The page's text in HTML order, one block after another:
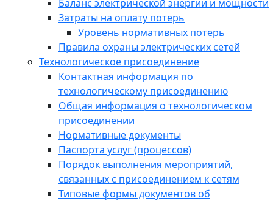
Баланс электрической энергии и мощности
Затраты на оплату потерь
Уровень нормативных потерь
Правила охраны электрических сетей
Технологическое присоединение
Контактная информация по
технологическому присоединению
Общая информация о технологическом
присоединении
Нормативные документы
Паспорта услуг (процессов)
Порядок выполнения мероприятий,
связанных с присоединением к сетям
Типовые формы документов об